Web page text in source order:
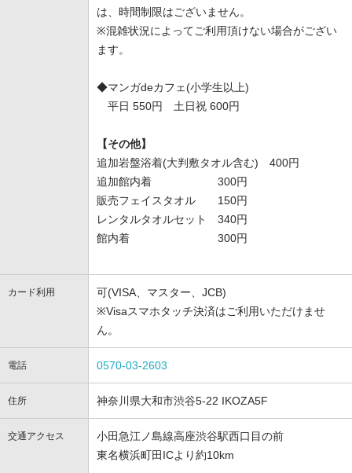
は、時間制限はございません。
※混雑状況によってご利用頂けない場合がござい
ます。
◆マンガdeカフェ(小学生以上)
平日 550円 土日祝 600円
【その他】
追加岩盤浴着(大判敷タオル含む) 400円
追加館内着 300円
販売フェイスタオル 150円
レンタルタオルセット 340円
館内着 300円
カード利用
可(VISA、マスター、JCB)
※Visaスマホタッチ決済はご利用いただけませ
ん。
電話 0570-03-2603
住所 神奈川県大和市渋谷5-22 IKOZA5F
交通アクセス
小田急江ノ島線高座渋谷駅西口目の前
東名横浜町田ICより約10km